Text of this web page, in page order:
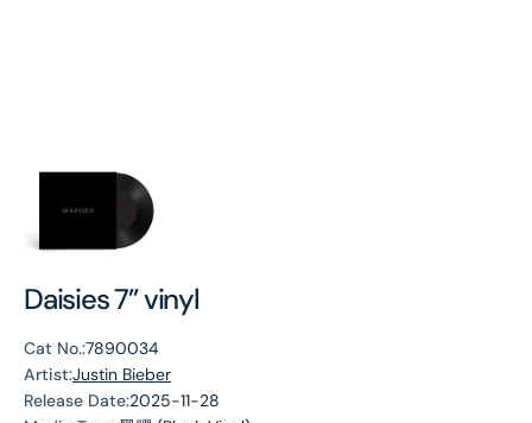
Daisies 7” vinyl
Cat No.:7890034
Artist:Justin Bieber
Release Date:2025-11-28